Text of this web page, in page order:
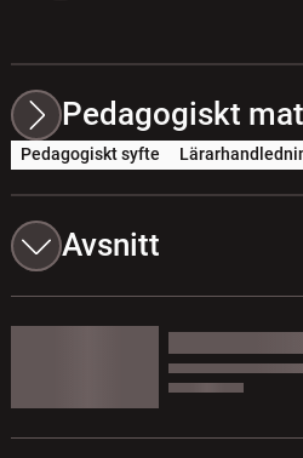
Pedagogiskt
Pedagogiskt syfte
Avsnitt